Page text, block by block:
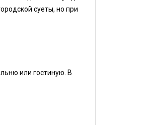
суеты, но при
или гостиную. В